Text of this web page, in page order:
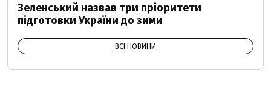
Зеленський назвав три пріоритети
підготовки України до зими
ВСІ НОВИНИ